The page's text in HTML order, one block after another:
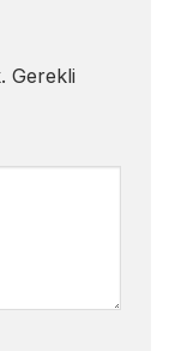
Gerekli